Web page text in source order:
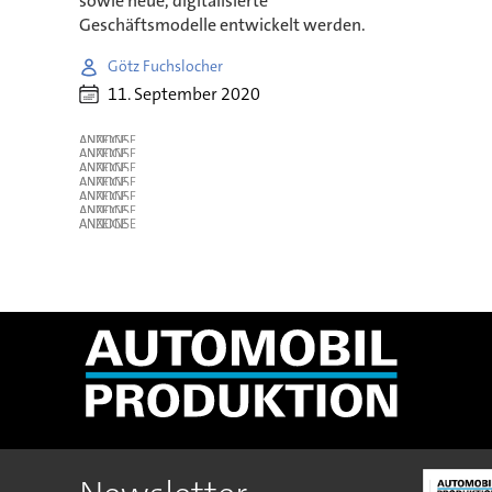
Geschäftsmodelle entwickelt werden.
Götz Fuchslocher
11. September 2020
ANZEIGE
ANZEIGE
ANZEIGE
ANZEIGE
ANZEIGE
ANZEIGE
ANZEIGE